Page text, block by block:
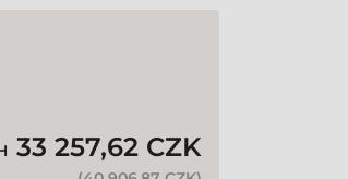
33 257,62 CZK